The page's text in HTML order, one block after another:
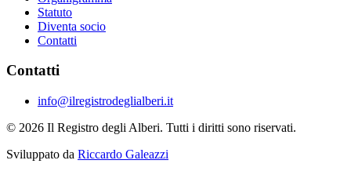
Statuto
Diventa socio
Contatti
Contatti
info@ilregistrodeglialberi.it
© 2026 Il Registro degli Alberi. Tutti i diritti sono riservati.
Sviluppato da Riccardo Galeazzi